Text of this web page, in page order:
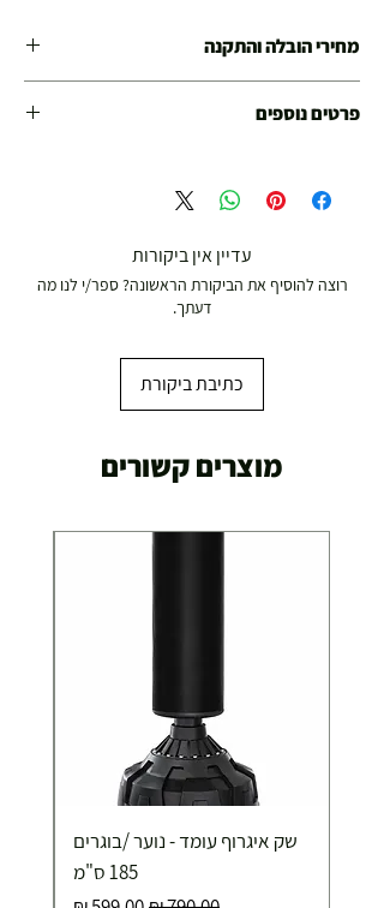
מחירי הובלה והתקנה
מחיר הובלה + התקנה מקצועית 280 ש"ח
פרטים נוספים
עלות הובלה + התקנה מקצועית 250 ש"ח
עדיין אין ביקורות
רוצה להוסיף את הביקורת הראשונה? ספר/י לנו מה
דעתך.
כתיבת ביקורת
מוצרים קשורים
שק איגרוף עומד - נוער /בוגרים
185 ס"מ